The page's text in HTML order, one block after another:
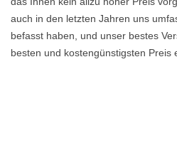
auch in den letzten Jahren uns
befasst haben, und unser bestes
besten und kostengünstigsten Preis